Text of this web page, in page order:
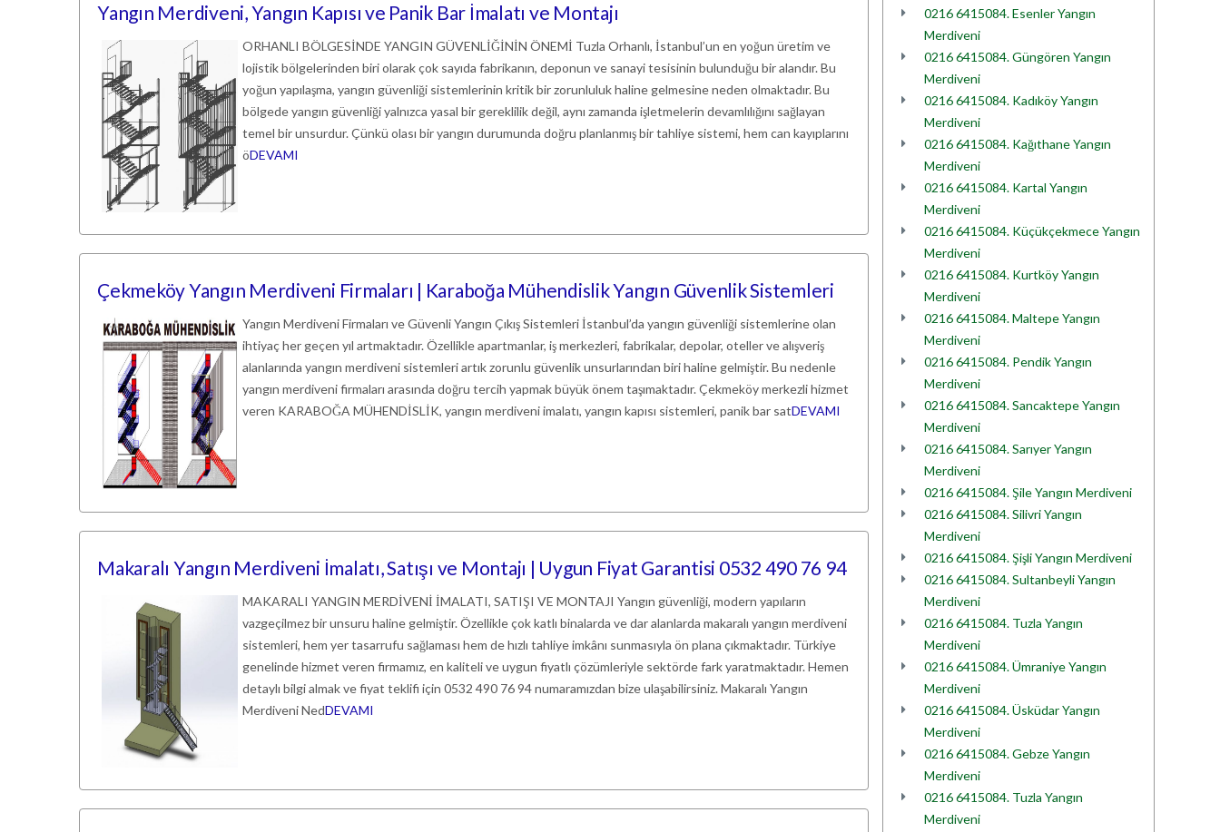
Yangın Merdiveni, Yangın Kapısı ve Panik Bar İmalatı ve Montajı
ORHANLI BÖLGESİNDE YANGIN GÜVENLİĞİNİN ÖNEMİ Tuzla Orhanlı, İstanbul’un en yoğun üretim ve
lojistik bölgelerinden biri olarak çok sayıda fabrikanın, deponun ve sanayi tesisinin bulunduğu bir alandır. Bu
yoğun yapılaşma, yangın güvenliği sistemlerinin kritik bir zorunluluk haline gelmesine neden olmaktadır. Bu
bölgede yangın güvenliği yalnızca yasal bir gereklilik değil, aynı zamanda işletmelerin devamlılığını sağlayan
temel bir unsurdur. Çünkü olası bir yangın durumunda doğru planlanmış bir tahliye sistemi, hem can kayıplarını
öDEVAMI
Çekmeköy Yangın Merdiveni Firmaları | Karaboğa Mühendislik Yangın Güvenlik Sistemleri
Yangın Merdiveni Firmaları ve Güvenli Yangın Çıkış Sistemleri İstanbul’da yangın güvenliği sistemlerine olan
ihtiyaç her geçen yıl artmaktadır. Özellikle apartmanlar, iş merkezleri, fabrikalar, depolar, oteller ve alışveriş
alanlarında yangın merdiveni sistemleri artık zorunlu güvenlik unsurlarından biri haline gelmiştir. Bu nedenle
yangın merdiveni firmaları arasında doğru tercih yapmak büyük önem taşımaktadır. Çekmeköy merkezli hizmet
veren KARABOĞA MÜHENDİSLİK, yangın merdiveni imalatı, yangın kapısı sistemleri, panik bar satDEVAMI
Makaralı Yangın Merdiveni İmalatı, Satışı ve Montajı | Uygun Fiyat Garantisi 0532 490 76 94
MAKARALI YANGIN MERDİVENİ İMALATI, SATIŞI VE MONTAJI Yangın güvenliği, modern yapıların
vazgeçilmez bir unsuru haline gelmiştir. Özellikle çok katlı binalarda ve dar alanlarda makaralı yangın merdiveni
sistemleri, hem yer tasarrufu sağlaması hem de hızlı tahliye imkânı sunmasıyla ön plana çıkmaktadır. Türkiye
genelinde hizmet veren firmamız, en kaliteli ve uygun fiyatlı çözümleriyle sektörde fark yaratmaktadır. Hemen
detaylı bilgi almak ve fiyat teklifi için 0532 490 76 94 numaramızdan bize ulaşabilirsiniz. Makaralı Yangın
Merdiveni NedDEVAMI
0216 6415084. Esenler Yangın
Merdiveni
0216 6415084. Güngören Yangın
Merdiveni
0216 6415084. Kadıköy Yangın
Merdiveni
0216 6415084. Kağıthane Yangın
Merdiveni
0216 6415084. Kartal Yangın
Merdiveni
0216 6415084. Küçükçekmece Yangın
Merdiveni
0216 6415084. Kurtköy Yangın
Merdiveni
0216 6415084. Maltepe Yangın
Merdiveni
0216 6415084. Pendik Yangın
Merdiveni
0216 6415084. Sancaktepe Yangın
Merdiveni
0216 6415084. Sarıyer Yangın
Merdiveni
0216 6415084. Şile Yangın Merdiveni
0216 6415084. Silivri Yangın
Merdiveni
0216 6415084. Şişli Yangın Merdiveni
0216 6415084. Sultanbeyli Yangın
Merdiveni
0216 6415084. Tuzla Yangın
Merdiveni
0216 6415084. Ümraniye Yangın
Merdiveni
0216 6415084. Üsküdar Yangın
Merdiveni
0216 6415084. Gebze Yangın
Merdiveni
0216 6415084. Tuzla Yangın
Merdiveni